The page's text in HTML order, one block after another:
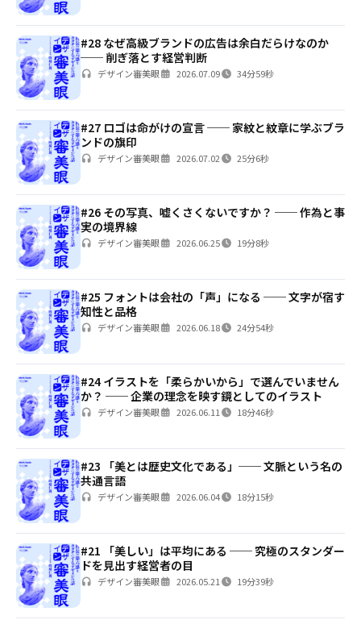
#28 なぜ高級ブランドの広告は余白だらけなのか
── 削ぎ落とす経営判断
デザイン審美眼 2026.07.09 34分59秒
#27 ロゴは命がけの宣言 ── 家紋と紋章に学ぶブラ
ンドの旗印
デザイン審美眼 2026.07.02 25分6秒
#26 その写真、嘘くさくないですか？ ── 作為と事
実の境界線
デザイン審美眼 2026.06.25 19分8秒
#25 フォントは会社の「声」になる ── 文字が宿す
知性と品格
デザイン審美眼 2026.06.18 24分54秒
#24 イラストを「柔らかいから」で選んでいません
か？ ── 企業の理念を映す鏡としてのイラスト
デザイン審美眼 2026.06.11 18分46秒
#23 「美とは歴史文化である」── 文脈という名の
共通言語
デザイン審美眼 2026.06.04 18分15秒
#21 「美しい」は平均にある ── 究極のスタンダー
ドを見出す経営者の目
デザイン審美眼 2026.05.21 19分39秒